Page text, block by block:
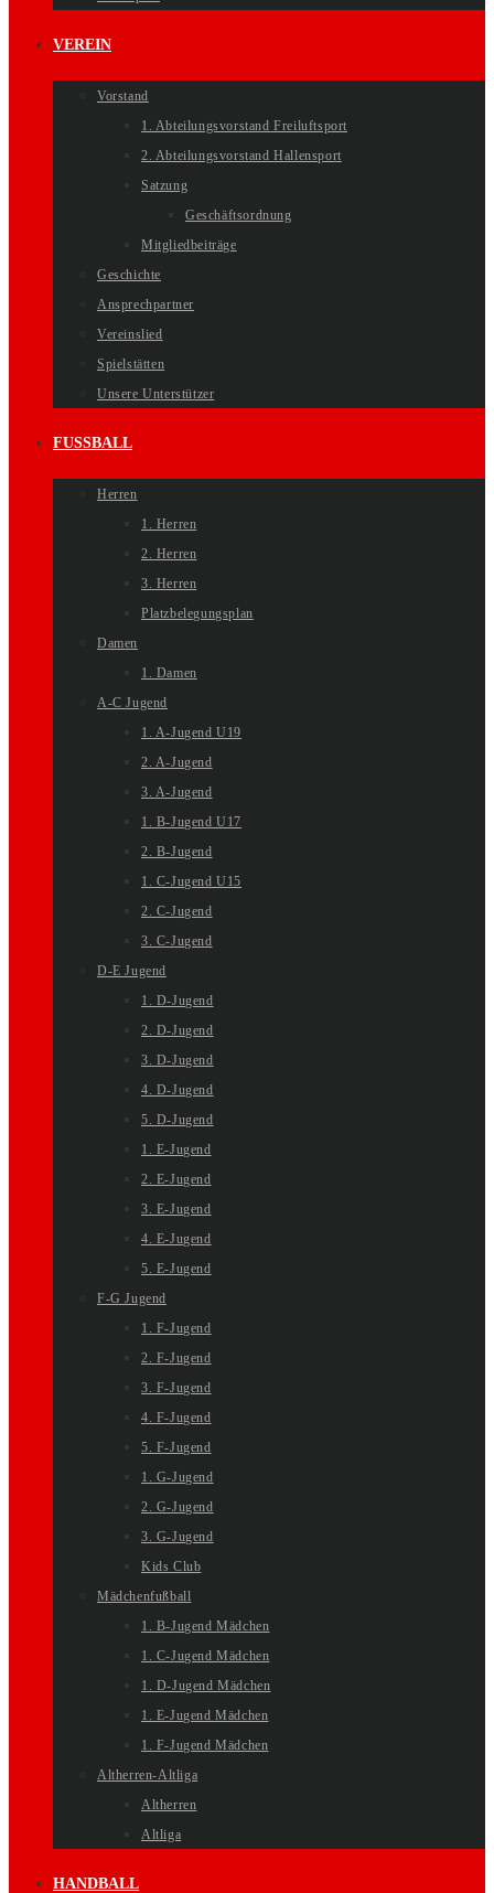
VEREIN
Vorstand
1. Abteilungsvorstand Freiluftsport
2. Abteilungsvorstand Hallensport
Satzung
Geschäftsordnung
Mitgliedbeiträge
Geschichte
Ansprechpartner
Vereinslied
Spielstätten
Unsere Unterstützer
FUSSBALL
Herren
1. Herren
2. Herren
3. Herren
Platzbelegungsplan
Damen
1. Damen
A-C Jugend
1. A-Jugend U19
2. A-Jugend
3. A-Jugend
1. B-Jugend U17
2. B-Jugend
1. C-Jugend U15
2. C-Jugend
3. C-Jugend
D-E Jugend
1. D-Jugend
2. D-Jugend
3. D-Jugend
4. D-Jugend
5. D-Jugend
1. E-Jugend
2. E-Jugend
3. E-Jugend
4. E-Jugend
5. E-Jugend
F-G Jugend
1. F-Jugend
2. F-Jugend
3. F-Jugend
4. F-Jugend
5. F-Jugend
1. G-Jugend
2. G-Jugend
3. G-Jugend
Kids Club
Mädchenfußball
1. B-Jugend Mädchen
1. C-Jugend Mädchen
1. D-Jugend Mädchen
1. E-Jugend Mädchen
1. F-Jugend Mädchen
Altherren-Altliga
Altherren
Altliga
HANDBALL